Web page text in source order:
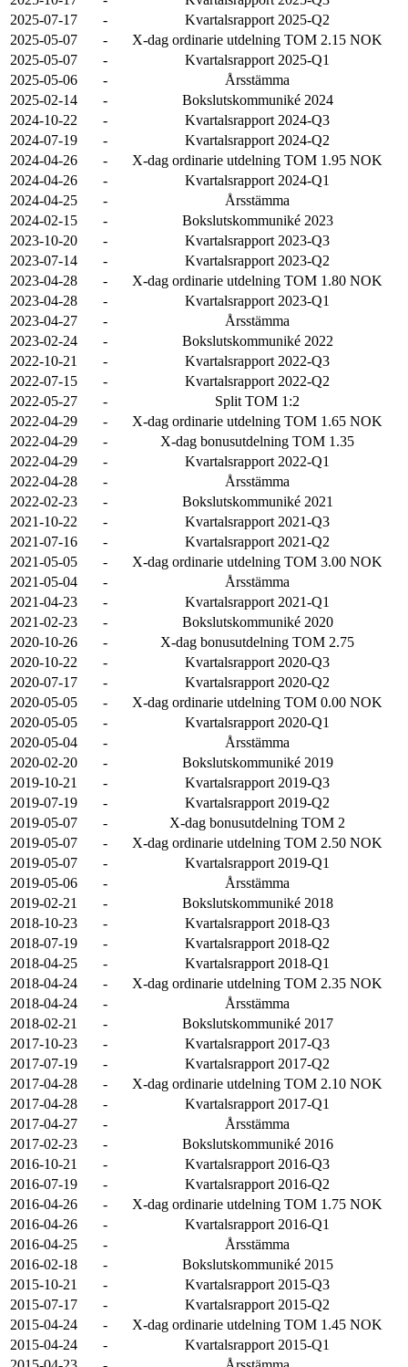
2025-07-17
-
Kvartalsrapport 2025-Q2
2025-05-07
-
X-dag ordinarie utdelning TOM 2.15 NOK
2025-05-07
-
Kvartalsrapport 2025-Q1
2025-05-06
-
Årsstämma
2025-02-14
-
Bokslutskommuniké 2024
2024-10-22
-
Kvartalsrapport 2024-Q3
2024-07-19
-
Kvartalsrapport 2024-Q2
2024-04-26
-
X-dag ordinarie utdelning TOM 1.95 NOK
2024-04-26
-
Kvartalsrapport 2024-Q1
2024-04-25
-
Årsstämma
2024-02-15
-
Bokslutskommuniké 2023
2023-10-20
-
Kvartalsrapport 2023-Q3
2023-07-14
-
Kvartalsrapport 2023-Q2
2023-04-28
-
X-dag ordinarie utdelning TOM 1.80 NOK
2023-04-28
-
Kvartalsrapport 2023-Q1
2023-04-27
-
Årsstämma
2023-02-24
-
Bokslutskommuniké 2022
2022-10-21
-
Kvartalsrapport 2022-Q3
2022-07-15
-
Kvartalsrapport 2022-Q2
2022-05-27
-
Split TOM 1:2
2022-04-29
-
X-dag ordinarie utdelning TOM 1.65 NOK
2022-04-29
-
X-dag bonusutdelning TOM 1.35
2022-04-29
-
Kvartalsrapport 2022-Q1
2022-04-28
-
Årsstämma
2022-02-23
-
Bokslutskommuniké 2021
2021-10-22
-
Kvartalsrapport 2021-Q3
2021-07-16
-
Kvartalsrapport 2021-Q2
2021-05-05
-
X-dag ordinarie utdelning TOM 3.00 NOK
2021-05-04
-
Årsstämma
2021-04-23
-
Kvartalsrapport 2021-Q1
2021-02-23
-
Bokslutskommuniké 2020
2020-10-26
-
X-dag bonusutdelning TOM 2.75
2020-10-22
-
Kvartalsrapport 2020-Q3
2020-07-17
-
Kvartalsrapport 2020-Q2
2020-05-05
-
X-dag ordinarie utdelning TOM 0.00 NOK
2020-05-05
-
Kvartalsrapport 2020-Q1
2020-05-04
-
Årsstämma
2020-02-20
-
Bokslutskommuniké 2019
2019-10-21
-
Kvartalsrapport 2019-Q3
2019-07-19
-
Kvartalsrapport 2019-Q2
2019-05-07
-
X-dag bonusutdelning TOM 2
2019-05-07
-
X-dag ordinarie utdelning TOM 2.50 NOK
2019-05-07
-
Kvartalsrapport 2019-Q1
2019-05-06
-
Årsstämma
2019-02-21
-
Bokslutskommuniké 2018
2018-10-23
-
Kvartalsrapport 2018-Q3
2018-07-19
-
Kvartalsrapport 2018-Q2
2018-04-25
-
Kvartalsrapport 2018-Q1
2018-04-24
-
X-dag ordinarie utdelning TOM 2.35 NOK
2018-04-24
-
Årsstämma
2018-02-21
-
Bokslutskommuniké 2017
2017-10-23
-
Kvartalsrapport 2017-Q3
2017-07-19
-
Kvartalsrapport 2017-Q2
2017-04-28
-
X-dag ordinarie utdelning TOM 2.10 NOK
2017-04-28
-
Kvartalsrapport 2017-Q1
2017-04-27
-
Årsstämma
2017-02-23
-
Bokslutskommuniké 2016
2016-10-21
-
Kvartalsrapport 2016-Q3
2016-07-19
-
Kvartalsrapport 2016-Q2
2016-04-26
-
X-dag ordinarie utdelning TOM 1.75 NOK
2016-04-26
-
Kvartalsrapport 2016-Q1
2016-04-25
-
Årsstämma
2016-02-18
-
Bokslutskommuniké 2015
2015-10-21
-
Kvartalsrapport 2015-Q3
2015-07-17
-
Kvartalsrapport 2015-Q2
2015-04-24
-
X-dag ordinarie utdelning TOM 1.45 NOK
2015-04-24
-
Kvartalsrapport 2015-Q1